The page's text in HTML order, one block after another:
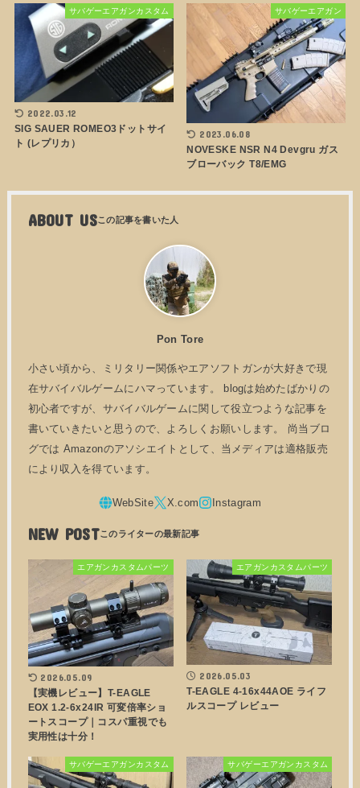
サバゲーエアガンカスタム
2022.03.12
SIG SAUER ROMEO3ドットサイ
ト (レプリカ）
サバゲーエアガン
2023.06.08
NOVESKE NSR N4 Devgru ガス
ブローバック T8/EMG
ABOUT US
Pon Tore
小さい頃から、ミリタリー関係やエアソフトガンが大好きで現
在サバイバルゲームにハマっています。 blogは始めたばかりの
初心者ですが、サバイバルゲームに関して役立つような記事を
書いていきたいと思うので、よろしくお願いします。 尚当ブロ
グでは Amazonのアソシエイトとして、当メディアは適格販売
により収入を得ています。
NEW POST
エアガンカスタムパーツ
2026.05.09
【実機レビュー】T-EAGLE
EOX 1.2-6x24IR 可変倍率ショ
ートスコープ｜コスパ重視でも
実用性は十分！
エアガンカスタムパーツ
2026.05.03
T-EAGLE 4-16x44AOE ライフ
ルスコープ レビュー
サバゲーエアガンカスタム サバゲーエアガンカスタム